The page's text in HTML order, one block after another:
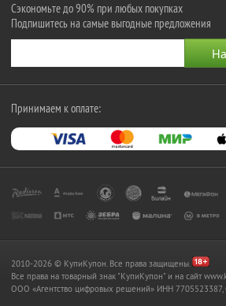
Сэкономьте до 90% при любых покупках
Подпишитесь на самые выгодные предложения
Принимаем к оплате:
2010-2026 © КупиКупон. Все права защищены.
Все права на товарный знак "КупиКупон" и на сайт
OOO «Агентство цифровых решений» ИНН